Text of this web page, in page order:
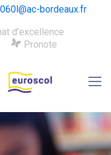
bordeaux.fr
d’excellence
Pronote